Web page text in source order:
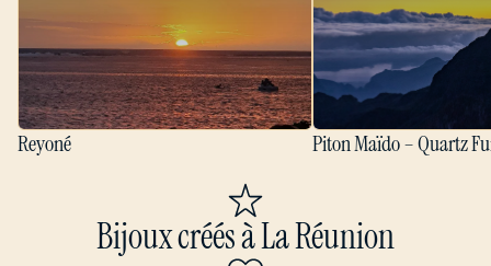
Reyoné Piton Maïdo – Quartz
Bijoux créés à La Réunion